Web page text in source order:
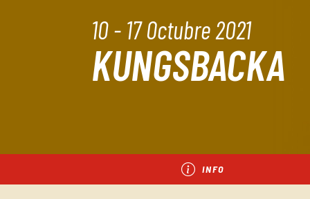
10 - 17 Octubre 2021
KUNGSBACKA
INFO